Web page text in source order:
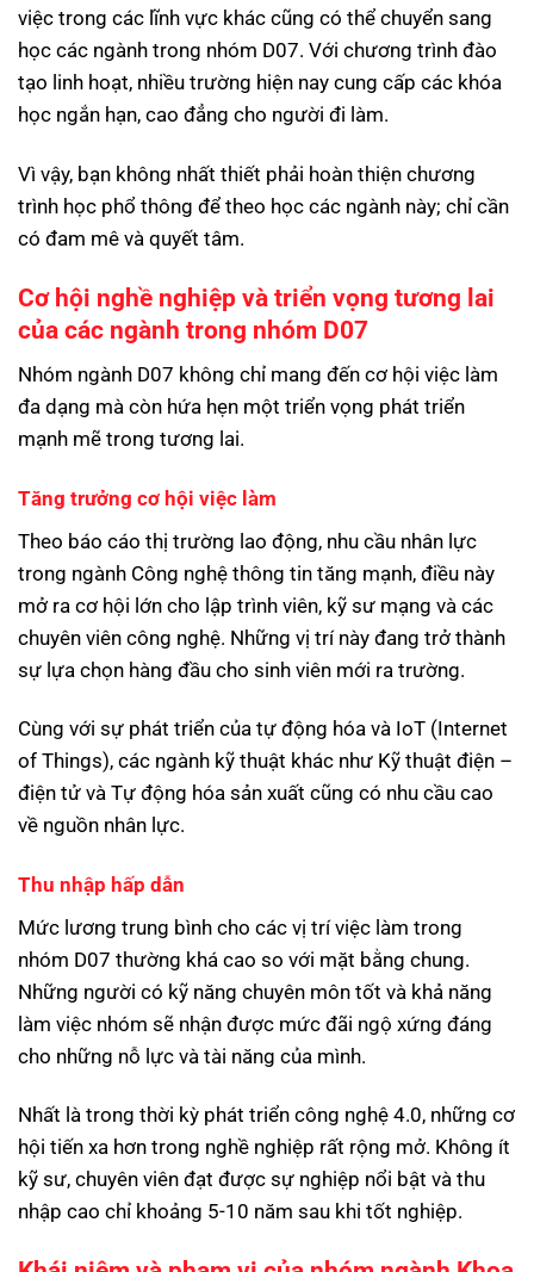
việc trong các lĩnh vực khác cũng có thể chuyển sang
học các ngành trong nhóm D07. Với chương trình đào
tạo linh hoạt, nhiều trường hiện nay cung cấp các khóa
học ngắn hạn, cao đẳng cho người đi làm.
Vì vậy, bạn không nhất thiết phải hoàn thiện chương
trình học phổ thông để theo học các ngành này; chỉ cần
có đam mê và quyết tâm.
Cơ hội nghề nghiệp và triển vọng tương lai
của các ngành trong nhóm D07
Nhóm ngành D07 không chỉ mang đến cơ hội việc làm
đa dạng mà còn hứa hẹn một triển vọng phát triển
mạnh mẽ trong tương lai.
Tăng trưởng cơ hội việc làm
Theo báo cáo thị trường lao động, nhu cầu nhân lực
trong ngành Công nghệ thông tin tăng mạnh, điều này
mở ra cơ hội lớn cho lập trình viên, kỹ sư mạng và các
chuyên viên công nghệ. Những vị trí này đang trở thành
sự lựa chọn hàng đầu cho sinh viên mới ra trường.
Cùng với sự phát triển của tự động hóa và IoT (Internet
of Things), các ngành kỹ thuật khác như Kỹ thuật điện –
điện tử và Tự động hóa sản xuất cũng có nhu cầu cao
về nguồn nhân lực.
Thu nhập hấp dẫn
Mức lương trung bình cho các vị trí việc làm trong
nhóm D07 thường khá cao so với mặt bằng chung.
Những người có kỹ năng chuyên môn tốt và khả năng
làm việc nhóm sẽ nhận được mức đãi ngộ xứng đáng
cho những nỗ lực và tài năng của mình.
Nhất là trong thời kỳ phát triển công nghệ 4.0, những cơ
hội tiến xa hơn trong nghề nghiệp rất rộng mở. Không ít
kỹ sư, chuyên viên đạt được sự nghiệp nổi bật và thu
nhập cao chỉ khoảng 5-10 năm sau khi tốt nghiệp.